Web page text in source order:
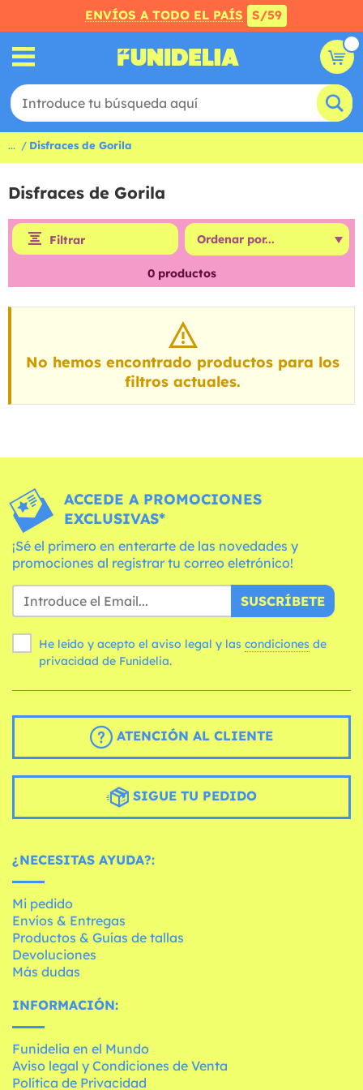
ENVÍOS A TODO EL PAÍS S/59
... Disfraces de Gorila
Disfraces de Gorila
Filtrar
0productos
No hemos encontrado productos para los
filtros actuales.
ACCEDE A PROMOCIONES
EXCLUSIVAS*
¡Sé el primero en enterarte de las novedades y
promociones al registrar tu correo eletrónico!
SUSCRÍBETE
He leído y acepto el aviso legal y las condiciones
privacidad de Funidelia.
ATENCIÓN AL CLIENTE
SIGUE TU PEDIDO
¿NECESITAS AYUDA?:
Mi pedido
Envíos & Entregas
Productos & Guías de tallas
Devoluciones
Más dudas
INFORMACIÓN:
Funidelia en el Mundo
Aviso legal y Condiciones de Venta
Política de Privacidad